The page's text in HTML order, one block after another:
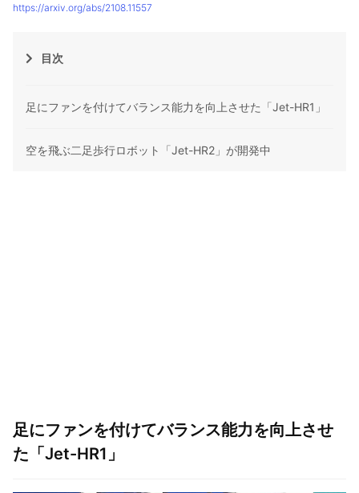
https://arxiv.org/abs/2108.11557
目次
足にファンを付けてバランス能力を向上させた「Jet-HR1」
空を飛ぶ二足歩行ロボット「Jet-HR2」が開発中
足にファンを付けてバランス能力を向上させ
た「Jet-HR1」